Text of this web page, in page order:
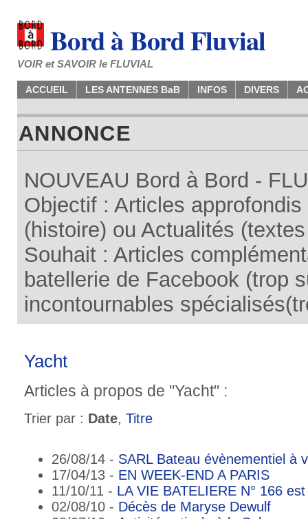
Bord à Bord Fluvial
VOIR et SAVOIR le FLUVIAL
ACCUEIL LES ANTENNES BaB INFOS DIVERS
ANNONCE
NOUVEAU Bord à Bord -
Objectif : Articles
(histoire) ou Actualités
Souhait : Articles
batellerie de Facebook (trop
incontournables
Yacht
Articles à propos de "Yacht" :
Trier par : Date, Titre
26/08/14 - SARL Bateau évènementiel à
17/04/13 - EN WEEK-END A PARIS
11/10/11 - LA VIE BATELIERE N° 166
02/08/10 - Décès de Maryse Dewulf